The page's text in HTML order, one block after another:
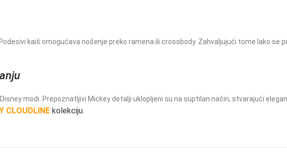
kaiš omogućava nošenje preko ramena ili crossbody. Zahvaljujući tome lako se
modi. Prepoznatljivi Mickey detalji uklopljeni su na suptilan način, stvarajući
CLOUDLINE kolekciju.